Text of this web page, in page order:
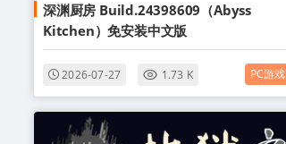
深渊厨房 Build.24398609（Abyss
Kitchen）免安装中文版
2026-07-27 1.73 K PC游戏